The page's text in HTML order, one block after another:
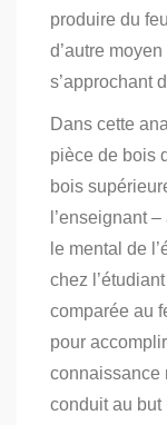
produire du
d’autre
s’approchant
Dans cette
pièce de bois
bois
l’enseignant
le mental de
chez
comparée au
pour
connaissance
conduit au but